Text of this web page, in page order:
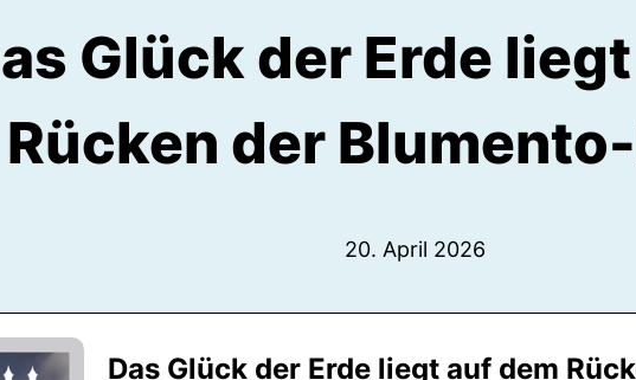
Glück der Erde
Rücken der
20. April 2026